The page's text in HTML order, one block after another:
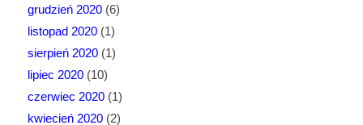
grudzień 2020(6)
listopad 2020(1)
sierpień 2020(1)
lipiec 2020(10)
czerwiec 2020(1)
kwiecień 2020(2)